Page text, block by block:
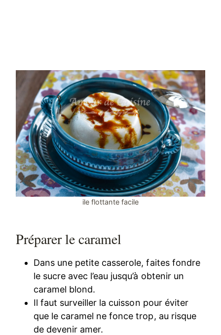
ile flottante facile
Préparer le caramel
Dans une petite casserole, faites fondre
le sucre avec l’eau jusqu’à obtenir un
caramel blond.
Il faut surveiller la cuisson pour éviter
que le caramel ne fonce trop, au risque
de devenir amer.